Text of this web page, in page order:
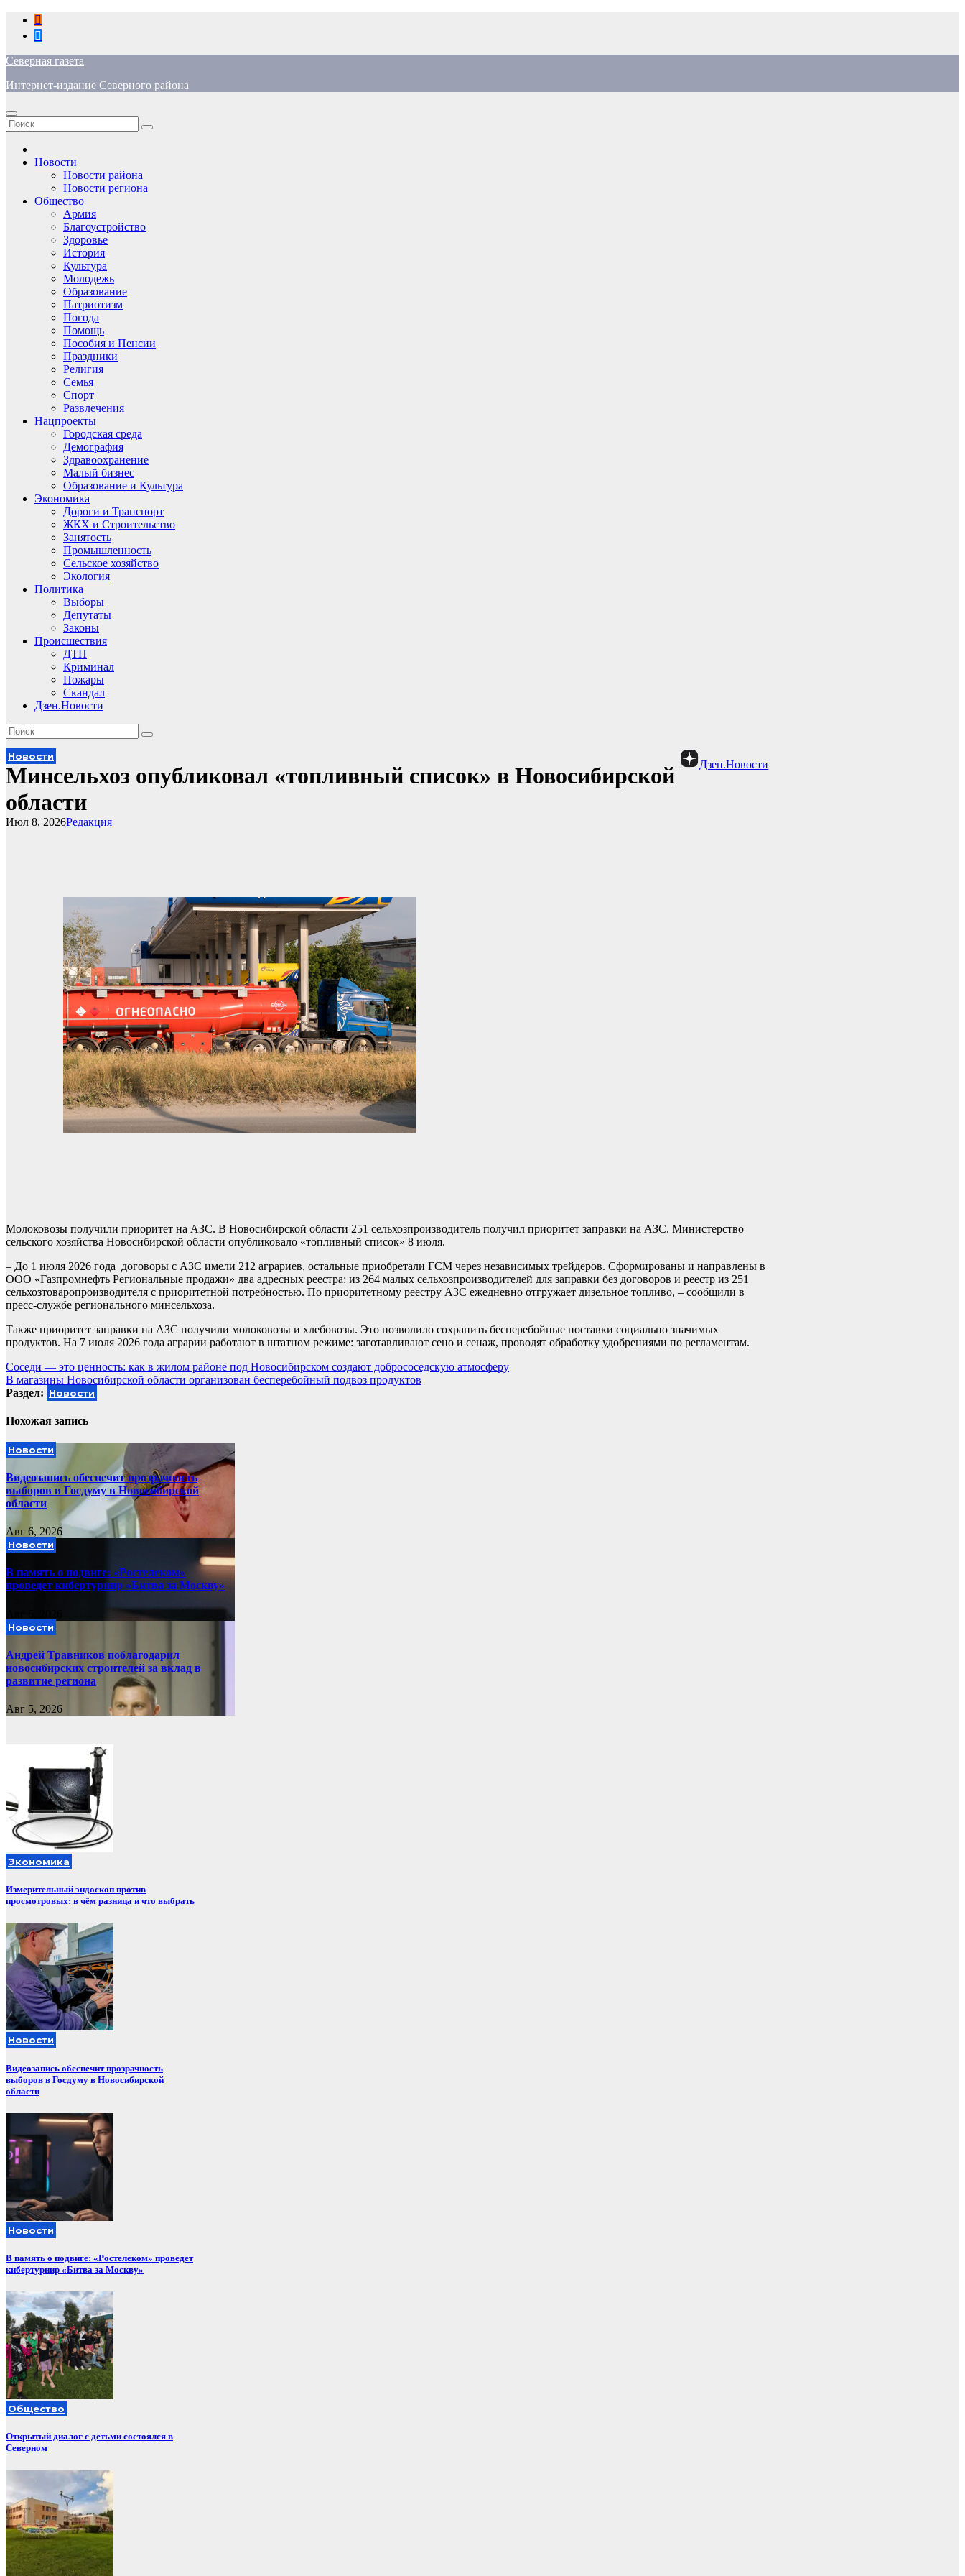
Перейти
содержимому
Северная газета
Интернет-издание Северного района
Новости
Новости района
Новости региона
Общество
Армия
Благоустройство
Здоровье
История
Культура
Молодежь
Образование
Патриотизм
Погода
Помощь
Пособия и Пенсии
Праздники
Религия
Семья
Спорт
Развлечения
Нацпроекты
Городская среда
Демография
Здравоохранение
Малый бизнес
Образование и Культура
Экономика
Дороги и Транспорт
ЖКХ и Строительство
Занятость
Промышленность
Сельское хозяйство
Экология
Политика
Выборы
Депутаты
Законы
Происшествия
ДТП
Криминал
Пожары
Скандал
Дзен.Новости
Дзен.Новости
Новости
Минсельхоз опубликовал «топливный список» в Новосибирской
области
Редакция
Июл 8, 2026
Молоковозы получили приоритет на АЗС. В Новосибирской области 251 сельхозпроизводитель получил приоритет заправки на АЗС. Министерство
сельского хозяйства Новосибирской области опубликовало «топливный список» 8 июля.
– До 1 июля 2026 года договоры с АЗС имели 212 аграриев, остальные приобретали ГСМ через независимых трейдеров. Сформированы и направлены в
ООО «Газпромнефть Региональные продажи» два адресных реестра: из 264 малых сельхозпроизводителей для заправки без договоров и реестр из 251
сельхозтоваропроизводителя с приоритетной потребностью. По приоритетному реестру АЗС ежедневно отгружает дизельное топливо, – сообщили в
пресс-службе регионального минсельхоза.
Также приоритет заправки на АЗС получили молоковозы и хлебовозы. Это позволило сохранить бесперебойные поставки социально значимых
продуктов. На 7 июля 2026 года аграрии работают в штатном режиме: заготавливают сено и сенаж, проводят обработку удобрениями по регламентам.
Навигация
по
Соседи — это ценность: как в жилом районе под Новосибирском создают добрососедскую атмосферу
В магазины Новосибирской области организован бесперебойный подвоз продуктов
Раздел: Новости
Похожая запись
Новости
Видеозапись обеспечит прозрачность
выборов в Госдуму в Новосибирской
области
Авг 6, 2026
Новости
В память о подвиге: «Ростелеком»
проведет кибертурнир «Битва за Москву»
Новости
Андрей Травников поблагодарил
новосибирских строителей за вклад в
развитие региона
Авг 5, 2026
Экономика
Измерительный эндоскоп против
просмотровых: в чём разница и что выбрать
Новости
Видеозапись обеспечит прозрачность
выборов в Госдуму в Новосибирской
области
Новости
В память о подвиге: «Ростелеком» проведет
кибертурнир «Битва за Москву»
Общество
Открытый диалог с детьми состоялся в
Северном